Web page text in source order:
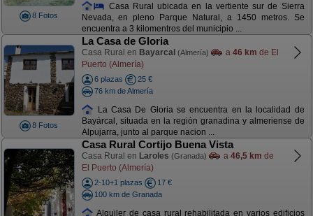
8 Fotos
Casa Rural ubicada en la vertiente sur de Sierra
Nevada, en pleno Parque Natural, a 1450 metros. Se
encuentra a 3 kilomentros del municipio ...
8 Fotos
La Casa de Gloria
Casa Rural en Bayarcal (Almería) a 46 km de El
Puerto (Almería)
6 plazas
25 €
76 km de Almería
La Casa De Gloria se encuentra en la localidad de
Bayárcal, situada en la región granadina y almeriense de
Alpujarra, junto al parque nacion ...
Casa Rural Cortijo Buena Vista
Casa Rural en Laroles (Granada) a 46,5 km de
El Puerto (Almería)
2-10+1 plazas
17 €
100 km de Granada
Alquiler de casa rural rehabilitada en varios edificios